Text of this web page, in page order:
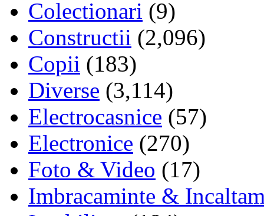
Colectionari (9)
Constructii (2,096)
Copii (183)
Diverse (3,114)
Electrocasnice (57)
Electronice (270)
Foto & Video (17)
Imbracaminte &